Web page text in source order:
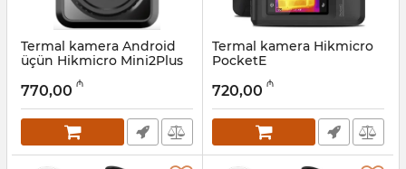
Termal kamera Android
üçün Hikmicro Mini2Plus
12018246
770,00 ₼
Termal kamera Hikmicro
PocketE
12018247
720,00 ₼